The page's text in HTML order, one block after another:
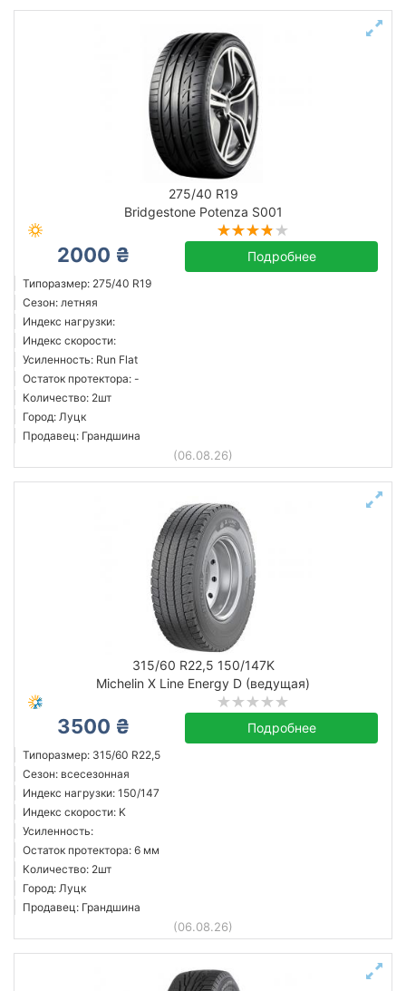
275/40 R19
Bridgestone Potenza S001
2000 ₴ Подробнее
Типоразмер: 275/40 R19
Сезон: летняя
Индекс нагрузки:
Индекс скорости:
Усиленность: Run Flat
Остаток протектора: -
Количество: 2шт
Город: Луцк
Продавец: Грандшина
(06.08.26)
315/60 R22,5 150/147K
Michelin X Line Energy D (ведущая)
3500 ₴ Подробнее
Типоразмер: 315/60 R22,5
Сезон: всесезонная
Индекс нагрузки: 150/147
Индекс скорости: K
Усиленность:
Остаток протектора: 6 мм
Количество: 2шт
Город: Луцк
Продавец: Грандшина
(06.08.26)